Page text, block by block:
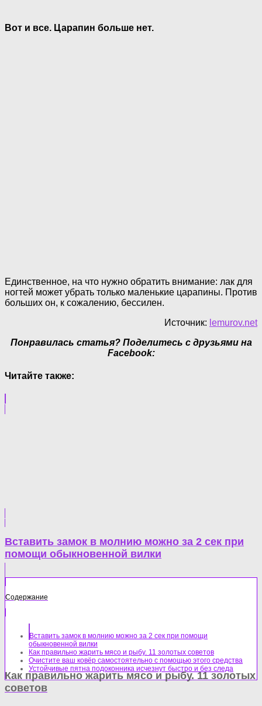
Вот и все. Царапин больше нет.
Единственное, на что нужно обратить внимание: лак для
ногтей может убрать только маленькие царапины. Против
больших он, к сожалению, бессилен.
Источник: lemurov.net
Понравилась статья? Поделитесь с друзьями на
Facebook:
Читайте также:
Вставить замок в молнию можно за 2 сек при
помощи обыкновенной вилки
Содержание
Вставить замок в молнию можно за 2 сек при помощи
обыкновенной вилки
Как правильно жарить мясо и рыбу. 11 золотых советов
Очистите ваш ковёр самостоятельно с помощью этого средства
Устойчивые пятна подоконника исчезнут быстро и без следа
Как правильно жарить мясо и рыбу. 11 золотых
советов